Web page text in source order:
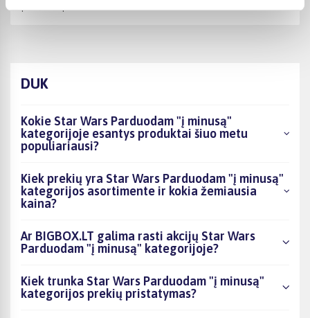
prekės. Bet pri ...
DUK
Kokie Star Wars Parduodam "į minusą"
kategorijoje esantys produktai šiuo metu
populiariausi?
Kiek prekių yra Star Wars Parduodam "į minusą"
kategorijos asortimente ir kokia žemiausia
kaina?
Ar BIGBOX.LT galima rasti akcijų Star Wars
Parduodam "į minusą" kategorijoje?
Kiek trunka Star Wars Parduodam "į minusą"
kategorijos prekių pristatymas?